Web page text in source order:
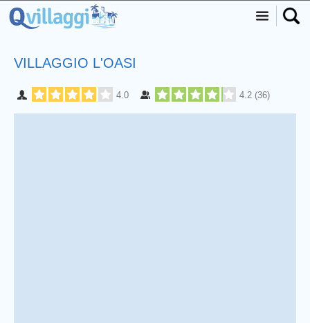
VILLAGGIO L'OASI
4.0 4.2 (36)